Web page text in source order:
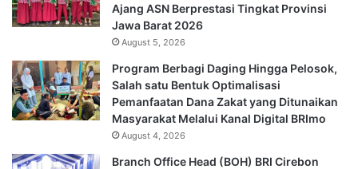
Ajang ASN Berprestasi Tingkat Provinsi
Jawa Barat 2026
August 5, 2026
Program Berbagi Daging Hingga Pelosok,
Salah satu Bentuk Optimalisasi
Pemanfaatan Dana Zakat yang Ditunaikan
Masyarakat Melalui Kanal Digital BRImo
August 4, 2026
Branch Office Head (BOH) BRI Cirebon